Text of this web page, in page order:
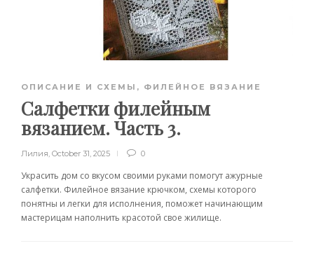
ОПИСАНИЕ И СХЕМЫ , ФИЛЕЙНОЕ ВЯЗАНИЕ
Салфетки филейным
вязанием. Часть 3.
Лилия, October 31, 2025 0
Украсить дом со вкусом своими руками помогут ажурные
салфетки. Филейное вязание крючком, схемы которого
понятны и легки для исполнения, поможет начинающим
мастерицам наполнить красотой свое жилище.